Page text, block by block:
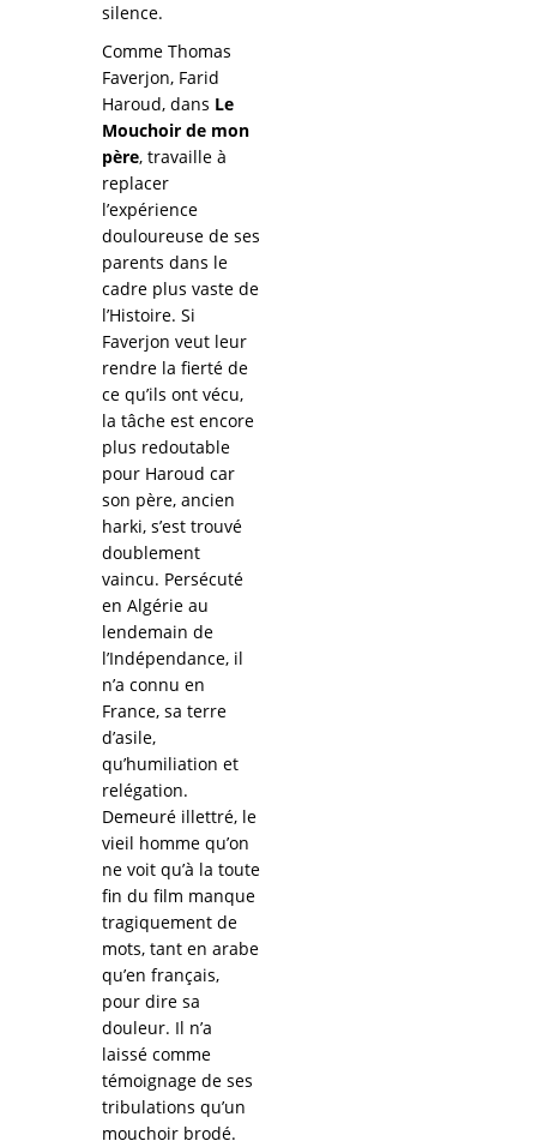
silence.
Comme Thomas
Faverjon, Farid
Haroud, dans Le
Mouchoir de mon
père, travaille à
replacer
l’expérience
douloureuse de ses
parents dans le
cadre plus vaste de
l’Histoire. Si
Faverjon veut leur
rendre la fierté de
ce qu’ils ont vécu,
la tâche est encore
plus redoutable
pour Haroud car
son père, ancien
harki, s’est trouvé
doublement
vaincu. Persécuté
en Algérie au
lendemain de
l’Indépendance, il
n’a connu en
France, sa terre
d’asile,
qu’humiliation et
relégation.
Demeuré illettré, le
vieil homme qu’on
ne voit qu’à la toute
fin du film manque
tragiquement de
mots, tant en arabe
qu’en français,
pour dire sa
douleur. Il n’a
laissé comme
témoignage de ses
tribulations qu’un
mouchoir brodé.